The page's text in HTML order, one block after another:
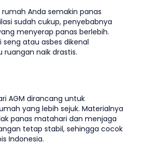
Anda semakin panas
sudah cukup, penyebabnya
menyerap panas berlebih.
seng atau asbes dikenal
naik drastis.
AGM dirancang untuk
yang lebih sejuk. Materialnya
panas matahari dan menjaga
tetap stabil, sehingga cocok
Indonesia.